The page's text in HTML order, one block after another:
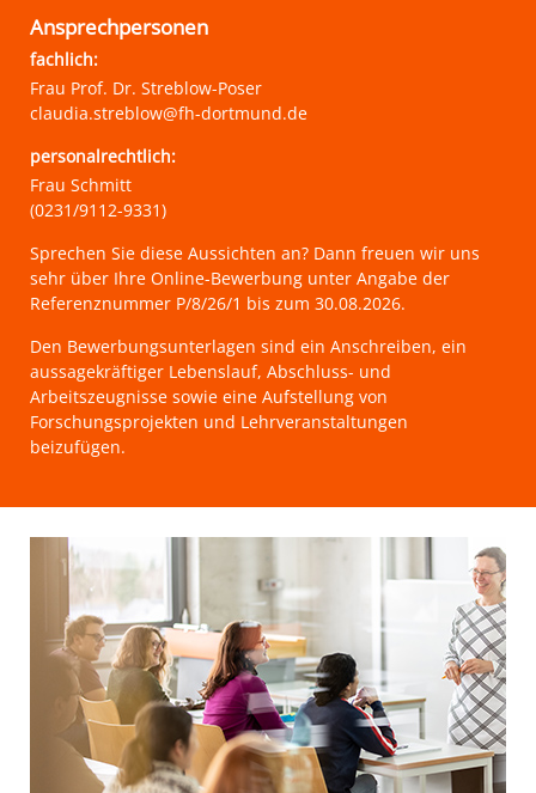
Ansprechpersonen
fachlich:
Frau Prof. Dr. Streblow-Poser
claudia.streblow@fh-dortmund.de
personalrechtlich:
Frau Schmitt
(0231/9112-9331)
Sprechen Sie diese Aussichten an? Dann freuen wir uns
sehr über Ihre Online-Bewerbung unter Angabe der
Referenznummer P/8/26/1 bis zum 30.08.2026.
Den Bewerbungsunterlagen sind ein Anschreiben, ein
aussagekräftiger Lebenslauf, Abschluss- und
Arbeitszeugnisse sowie eine Aufstellung von
Forschungsprojekten und Lehrveranstaltungen
beizufügen.